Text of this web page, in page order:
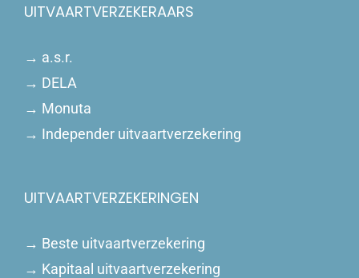
UITVAARTVERZEKERAARS
→ a.s.r.
→ DELA
→ Monuta
→ Independer uitvaartverzekering
UITVAARTVERZEKERINGEN
→ Beste uitvaartverzekering
→ Kapitaal uitvaartverzekering